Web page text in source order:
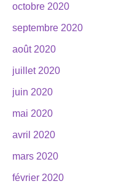
octobre 2020
septembre 2020
août 2020
juillet 2020
juin 2020
mai 2020
avril 2020
mars 2020
février 2020